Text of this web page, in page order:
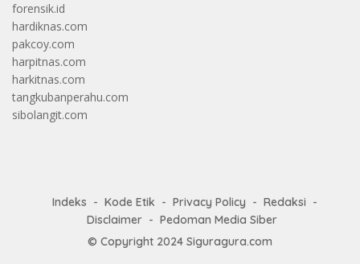
forensik.id
hardiknas.com
pakcoy.com
harpitnas.com
harkitnas.com
tangkubanperahu.com
sibolangit.com
Indeks Kode Etik Privacy Policy
Redaksi
Disclaimer
Pedoman Media Siber
© Copyright 2024 Siguragura.com